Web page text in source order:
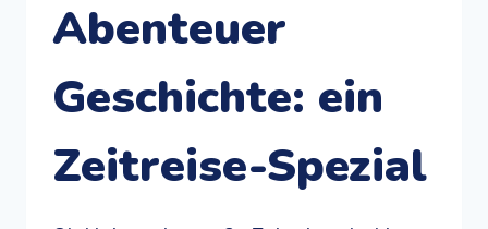
Abenteuer
Geschichte: ein
Zeitreise-Spezial